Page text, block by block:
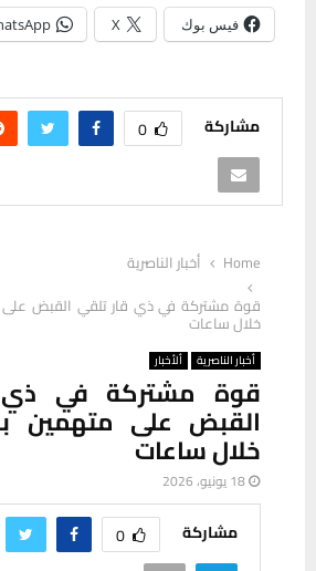
فيس بوك X
مشاركة 0
Home
أخبار الناصرية
قوة مشتركة في ذي قار تلقي القبض على
خلال ساعات
أخبار الناصرية ألأخبار
قوة مشتركة في ذي
القبض على متهمين
خلال ساعات
18 يونيو، 2026
مشاركة 0